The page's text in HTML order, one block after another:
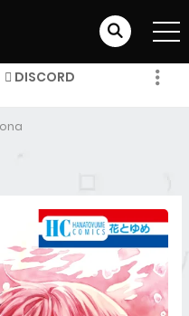
DISCORD
INSTAGRAM